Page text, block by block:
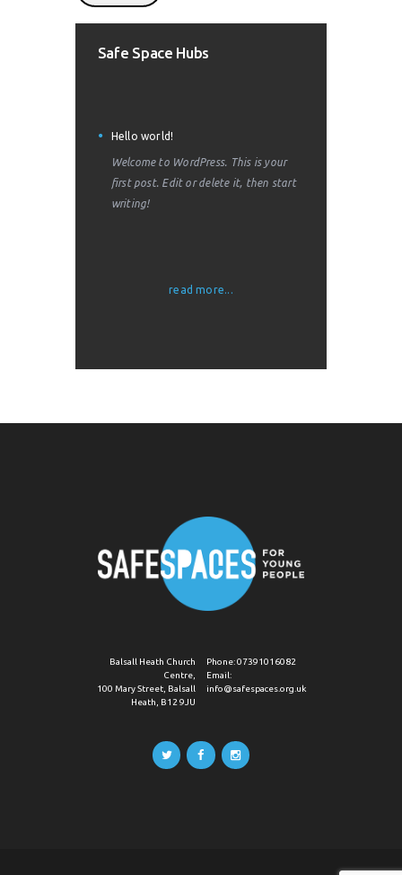
Safe Space Hubs
Hello world!
Welcome to WordPress. This is your
first post. Edit or delete it, then start
writing!
read more...
Phone:07391016082
Email:
info@safespaces.org.uk
Balsall Heath Church
Centre,
100 Mary Street, Balsall
Heath, B12 9JU